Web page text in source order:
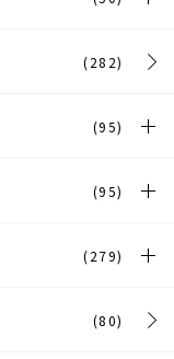
(282)
(95)
(95)
(279)
(80)